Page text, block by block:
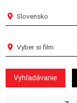
Slovensko
Vyber si film